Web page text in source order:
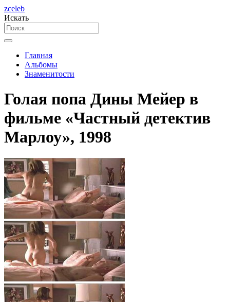
zceleb
Искать
Главная
Альбомы
Знаменитости
Голая попа Дины Мейер в
фильме «Частный детектив
Марлоу», 1998